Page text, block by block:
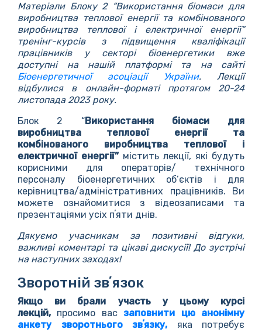
Матеріали Блоку 2 “Використання біомаси для
виробництва теплової енергії та комбінованого
виробництва теплової і електричної енергії”
тренінг-курсів з підвищення кваліфікації
працівників у секторі біоенергетики вже
доступні на нашій платформі та на сайті
Біоенергетичної асоціації України. Лекції
відбулися в онлайн-форматі протягом 20-24
листопада 2023 року.
Блок 2 “Використання біомаси для
виробництва теплової енергії та
комбінованого виробництва теплової і
електричної енергії” містить лекції, які будуть
корисними для операторів/ технічного
персоналу біоенергетичних об’єктів і для
керівництва/адміністративних працівників. Ви
можете ознайомитися з відеозаписами та
презентаціями усіх пʼяти днів.
Дякуємо учасникам за позитивні відгуки,
важливі коментарі та цікаві дискусії! До зустрічі
на наступних заходах!
Зворотній звʼязок
Якщо ви брали участь у цьому курсі
лекцій, просимо васзаповнити цю анонімну
анкету зворотнього звʼязку, яка потребує